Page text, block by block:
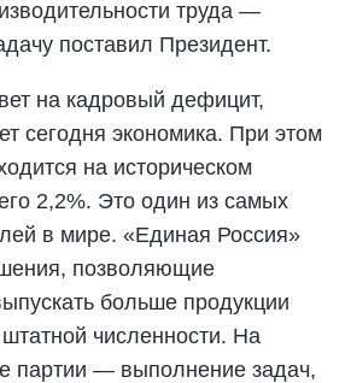
труда —
поставил Президент.
на кадровый дефицит,
сегодня экономика. При этом
на историческом
2,2%. Это один из самых
в мире. «Единая Россия»
позволяющие
больше продукции
численности. На
партии — выполнение задач,